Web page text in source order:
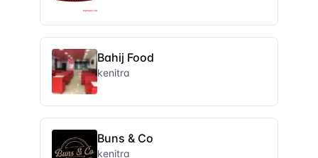
Bahij Food
kenitra
Buns & Co
kenitra